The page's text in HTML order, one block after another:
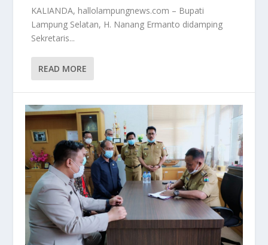
KALIANDA, hallolampungnews.com – Bupati
Lampung Selatan, H. Nanang Ermanto didamping
Sekretaris...
READ MORE